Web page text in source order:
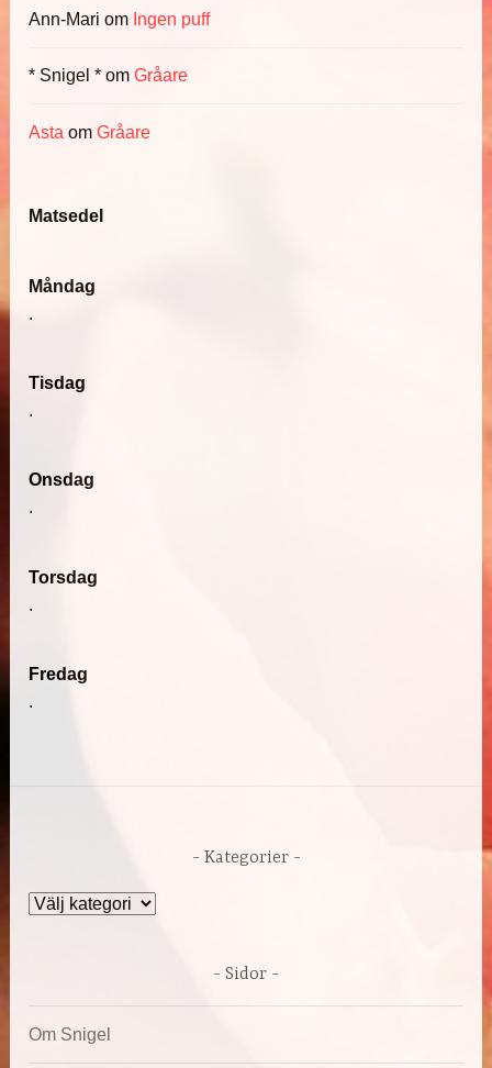
Ann-Mari om Ingen puff
* Snigel * omGråare
Asta omGråare
Matsedel
Måndag
.
Tisdag
.
Onsdag
.
Torsdag
.
Fredag
.
Kategorier
Kategorier
Sidor
Om Snigel